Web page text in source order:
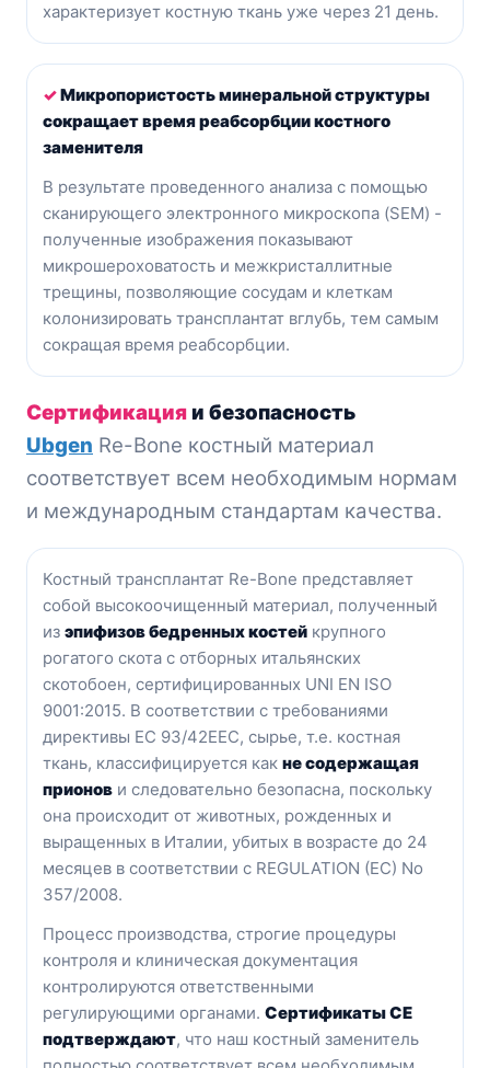
характеризует костную ткань уже через 21 день.
✓Микропористость минеральной структуры
сокращает время реабсорбции костного
заменителя
В результате проведенного анализа с помощью
сканирующего электронного микроскопа (SEM) -
полученные изображения показывают
микрошероховатость и межкристаллитные
трещины, позволяющие сосудам и клеткам
колонизировать трансплантат вглубь, тем самым
сокращая время реабсорбции.
Сертификация и безопасность
Ubgen Re-Bone костный материал
соответствует всем необходимым нормам
и международным стандартам качества.
Костный трансплантат Re-Bone представляет
собой высокоочищенный материал, полученный
из эпифизов бедренных костей крупного
рогатого скота с отборных итальянских
скотобоен, сертифицированных UNI EN ISO
9001:2015. В соответствии с требованиями
директивы ЕС 93/42EEC, сырье, т.е. костная
ткань, классифицируется как не содержащая
прионов и следовательно безопасна, поскольку
она происходит от животных, рожденных и
выращенных в Италии, убитых в возрасте до 24
месяцев в соответствии с REGULATION (EC) No
357/2008.
Процесс производства, строгие процедуры
контроля и клиническая документация
контролируются ответственными
регулирующими органами. Сертификаты CE
подтверждают, что наш костный заменитель